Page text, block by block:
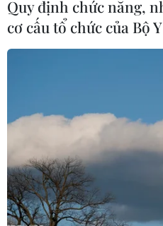
Algeria kêu gọi tăng
thương mại giữa các
04/12/2016 02:49
Quy định chức năng,
cơ cấu tổ chức của Bộ